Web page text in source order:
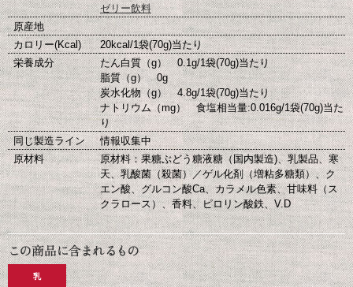
ゼリー飲料
原産地
カロリー(Kcal)
20kcal/1袋(70g)当たり
栄養成分
たん白質（g） 0.1g/1袋(70g)当たり
脂質（g） 0g
炭水化物（g） 4.8g/1袋(70g)当たり
ナトリウム（mg） 食塩相当量:0.016g/1袋(70g)当た
り
同じ製造ライン
情報収集中
原材料
原材料：果糖ぶどう糖液糖（国内製造)、乳製品、寒
天、乳酸菌（殺菌）／ゲル化剤（増粘多糖類）、ク
エン酸、グルコン酸Ca、カラメル色素、甘味料（ス
クラロース）、香料、ピロリン酸鉄、V.D
乳